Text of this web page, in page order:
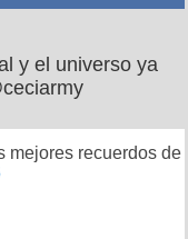
y el universo ya
mejores recuerdos de